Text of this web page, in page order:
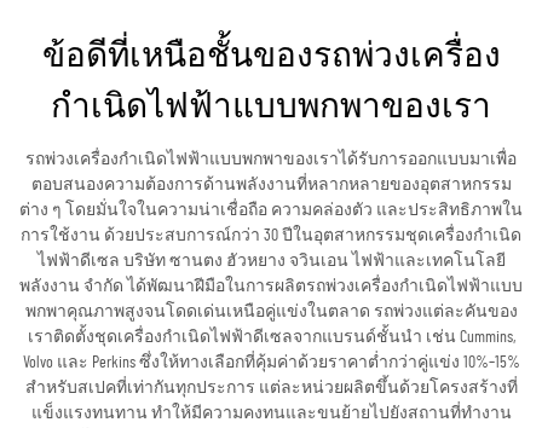
ข้อดีที่เหนือชั้นของรถพ่วงเครื่อง
กำเนิดไฟฟ้าแบบพกพาของเรา
รถพ่วงเครื่องกำเนิดไฟฟ้าแบบพกพาของเราได้รับการออกแบบมาเพื่อ
ตอบสนองความต้องการด้านพลังงานที่หลากหลายของอุตสาหกรรม
ต่าง ๆ โดยมั่นใจในความน่าเชื่อถือ ความคล่องตัว และประสิทธิภาพใน
การใช้งาน ด้วยประสบการณ์กว่า 30 ปีในอุตสาหกรรมชุดเครื่องกำเนิด
ไฟฟ้าดีเซล บริษัท ซานตง ฮัวหยาง จวินเอน ไฟฟ้าและเทคโนโลยี
พลังงาน จำกัด ได้พัฒนาฝีมือในการผลิตรถพ่วงเครื่องกำเนิดไฟฟ้าแบบ
พกพาคุณภาพสูงจนโดดเด่นเหนือคู่แข่งในตลาด รถพ่วงแต่ละคันของ
เราติดตั้งชุดเครื่องกำเนิดไฟฟ้าดีเซลจากแบรนด์ชั้นนำ เช่น Cummins,
Volvo และ Perkins ซึ่งให้ทางเลือกที่คุ้มค่าด้วยราคาต่ำกว่าคู่แข่ง 10%–15%
สำหรับสเปคที่เท่ากันทุกประการ แต่ละหน่วยผลิตขึ้นด้วยโครงสร้างที่
แข็งแรงทนทาน ทำให้มีความคงทนและขนย้ายไปยังสถานที่ทำงาน